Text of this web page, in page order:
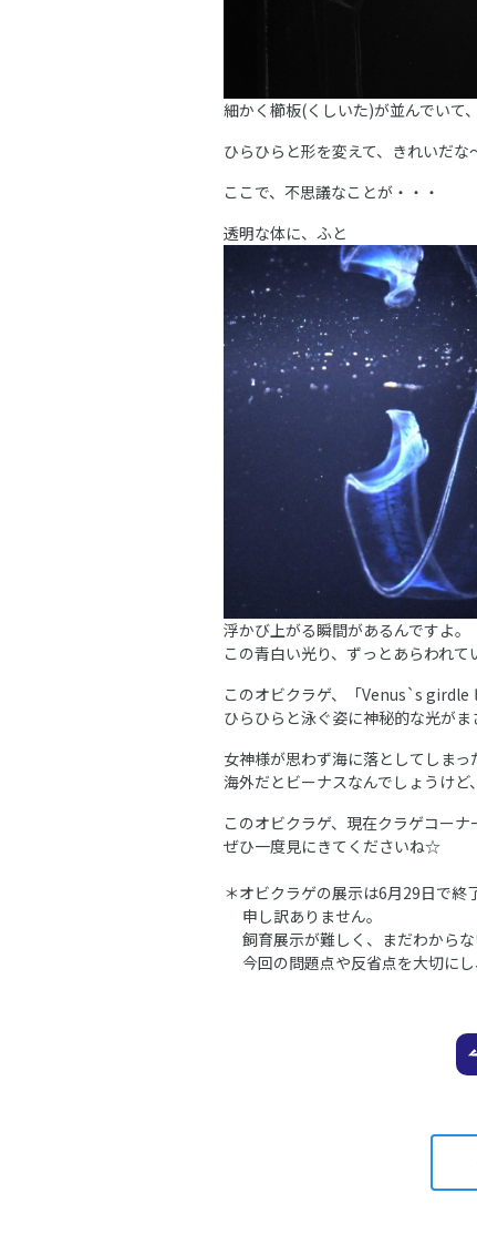
細かく櫛板(くしいた)が並んでいて
ひらひらと形を変えて、きれいだな
ここで、不思議なことが・・・
透明な体に、ふと
浮かび上がる瞬間があるんですよ。
この青白い光り、ずっとあらわれて
このオビクラゲ、「Venus`s girdle
ひらひらと泳ぐ姿に神秘的な光が
女神様が思わず海に落としてしまっ
海外だとビーナスなんでしょうけど
このオビクラゲ、現在クラゲコー
ぜひ一度見にきてくださいね☆
＊オビクラゲの展示は6月29日で終
申し訳ありません。
飼育展示が難しく、まだわからな
今回の問題点や反省点を大切にし